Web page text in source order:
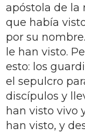
apóstola de la
que había
por su
le han visto.
esto: los
el sepulcro
discípulos y
han visto vivo
han visto, y